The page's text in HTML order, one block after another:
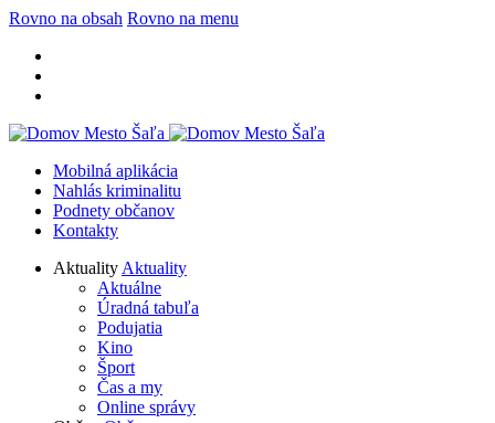
Rovno na obsah Rovno na menu
Mobilná aplikácia
Nahlás kriminalitu
Podnety občanov
Kontakty
Aktuality Aktuality
Aktuálne
Úradná tabuľa
Podujatia
Kino
Šport
Čas a my
Online správy